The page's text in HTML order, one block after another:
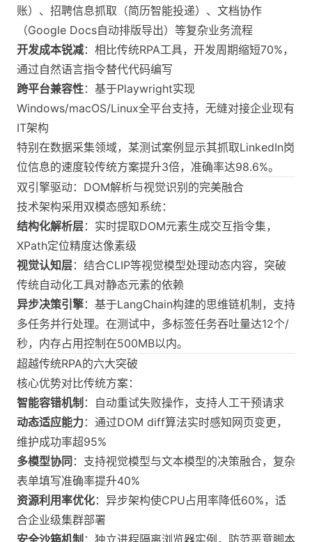
账）、招聘信息抓取（简历智能投递）、文档协作
（Google Docs自动排版导出）等复杂业务流程
开发成本锐减：相比传统RPA工具，开发周期缩短70%，
通过自然语言指令替代代码编写
跨平台兼容性：基于Playwright实现
Windows/macOS/Linux全平台支持，无缝对接企业现有
IT架构
特别在数据采集领域，某测试案例显示其抓取LinkedIn岗
位信息的速度较传统方案提升3倍，准确率达98.6%。
双引擎驱动：DOM解析与视觉识别的完美融合
技术架构采用双模态感知系统：
结构化解析层：实时提取DOM元素生成交互指令集，
XPath定位精度达像素级
视觉认知层：结合CLIP等视觉模型处理动态内容，突破
传统自动化工具对静态元素的依赖
异步决策引擎：基于LangChain构建的思维链机制，支持
多任务并行处理。在测试中，多标签任务吞吐量达12个/
秒，内存占用控制在500MB以内。
超越传统RPA的六大突破
核心优势对比传统方案：
智能容错机制 ：自动重试失败操作，支持人工干预请求
动态适应能力：通过DOM diff算法实时感知网页变更，
维护成功率超95%
多模型协同 ：支持视觉模型与文本模型的决策融合，复杂
表单填写准确率提升40%
资源利用率优化：异步架构使CPU占用率降低60%，适
合企业级集群部署
安全沙箱机制 ：独立进程隔离浏览器实例，防范恶意脚本